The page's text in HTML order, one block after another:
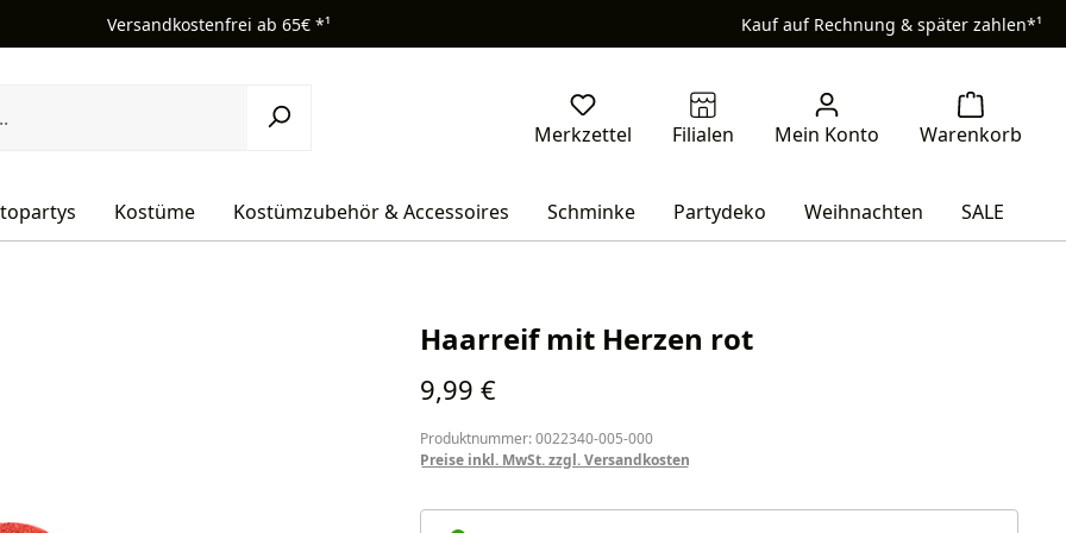
Versandkostenfrei ab 65€ *¹ Kauf auf Rechnung & später zahlen*¹
Kostüme Kostümzubehör & Accessoires Schminke Partydeko Weihnachten SALE
Haarreif mit Herzen rot
Regulärer Preis:
9,99 €
Produktnummer: 0022340-005-000
Preise inkl. MwSt. zzgl. Versandkosten